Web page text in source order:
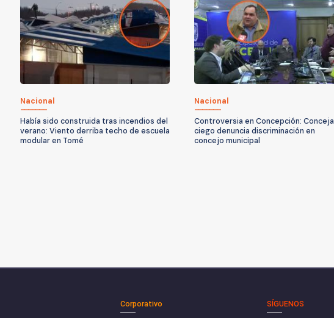
Nacional
Había sido construida tras incendios del
verano: Viento derriba techo de escuela
modular en Tomé
Nacional
Controversia en Concepción: Concejal
ciego denuncia discriminación en
concejo municipal
Corporativo SÍGUENOS